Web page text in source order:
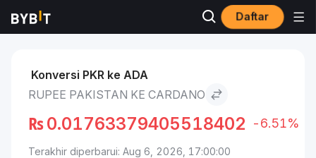
Daftar
Pasar Rupee Pakistan to Cardano
Konversi PKR ke ADA
RUPEE PAKISTAN KE CARDANO
₨0.01763379405518402 -6.51%
Terakhir diperbarui: Aug 6, 2026, 17:00:00